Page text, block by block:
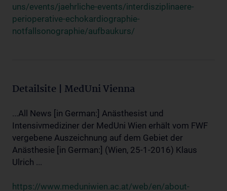
uns/events/jaehrliche-events/interdisziplinaere-
perioperative-echokardiographie-
notfallsonographie/aufbaukurs/
Detailsite | MedUni Vienna
...All News [in German:] Anästhesist und
Intensivmediziner der MedUni Wien erhält vom FWF
vergebene Auszeichnung auf dem Gebiet der
Anästhesie [in German:] (Wien, 25-1-2016) Klaus
Ulrich ...
https://www.meduniwien.ac.at/web/en/about-